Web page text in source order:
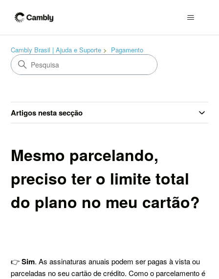
Cambly Brasil | Ajuda e Suporte Pagamento
Artigos nesta secção
Mesmo parcelando,
preciso ter o limite total
do plano no meu cartão?
👉Sim. As assinaturas anuais podem ser pagas à vista ou
parceladas no seu cartão de crédito. Como o parcelamento é